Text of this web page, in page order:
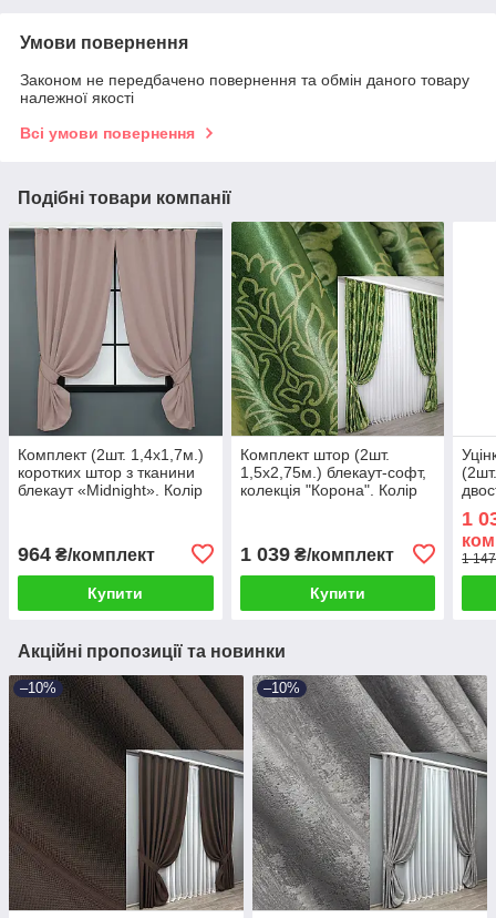
Умови повернення
Законом не передбачено повернення та обмін даного товару
належної якості
Всі умови повернення
Подібні товари компанії
Комплект (2шт. 1,4х1,7м.)
коротких штор з тканини
блекаут «Midnight». Колір
964 ₴/комплект
Купити
Комплект штор (2шт.
1,5х2,75м.) блекаут-софт,
колекція "Корона". Колір
1 039₴/комплект
Купити
1
1
Акційні пропозиції та новинки
–10% –10%